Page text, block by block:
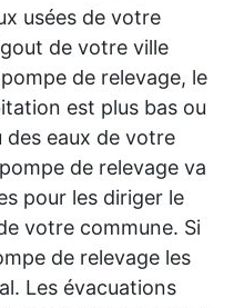
usées de votre
de votre ville
de relevage, le
est plus bas ou
des eaux de votre
de relevage va
pour les diriger le
votre commune. Si
de relevage les
Les évacuations